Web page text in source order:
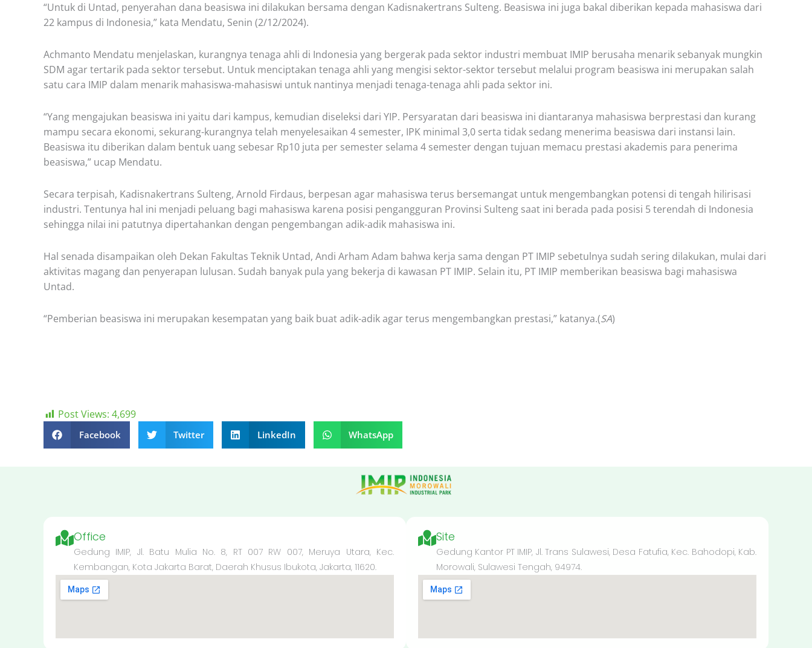
“Untuk di Untad, penyerahan dana beasiswa ini dilakukan bersama dengan Kadisnakertrans Sulteng. Beasiswa ini juga bakal diberikan kepada mahasiswa dari
22 kampus di Indonesia,” kata Mendatu, Senin (2/12/2024).
Achmanto Mendatu menjelaskan, kurangnya tenaga ahli di Indonesia yang bergerak pada sektor industri membuat IMIP berusaha menarik sebanyak mungkin
SDM agar tertarik pada sektor tersebut. Untuk menciptakan tenaga ahli yang mengisi sektor-sektor tersebut melalui program beasiswa ini merupakan salah
satu cara IMIP dalam menarik mahasiswa-mahasiswi untuk nantinya menjadi tenaga-tenaga ahli pada sektor ini.
“Yang mengajukan beasiswa ini yaitu dari kampus, kemudian diseleksi dari YIP. Persyaratan dari beasiswa ini diantaranya mahasiswa berprestasi dan kurang
mampu secara ekonomi, sekurang-kurangnya telah menyelesaikan 4 semester, IPK minimal 3,0 serta tidak sedang menerima beasiswa dari instansi lain.
Beasiswa itu diberikan dalam bentuk uang sebesar Rp10 juta per semester selama 4 semester dengan tujuan memacu prestasi akademis para penerima
beasiswa,” ucap Mendatu.
Secara terpisah, Kadisnakertrans Sulteng, Arnold Firdaus, berpesan agar mahasiswa terus bersemangat untuk mengembangkan potensi di tengah hilirisasi
industri. Tentunya hal ini menjadi peluang bagi mahasiswa karena posisi pengangguran Provinsi Sulteng saat ini berada pada posisi 5 terendah di Indonesia
sehingga nilai ini patutnya dipertahankan dengan pengembangan adik-adik mahasiswa ini.
Hal senada disampaikan oleh Dekan Fakultas Teknik Untad, Andi Arham Adam bahwa kerja sama dengan PT IMIP sebetulnya sudah sering dilakukan, mulai dari
aktivitas magang dan penyerapan lulusan. Sudah banyak pula yang bekerja di kawasan PT IMIP. Selain itu, PT IMIP memberikan beasiswa bagi mahasiswa
Untad.
“Pemberian beasiswa ini merupakan kesempatan yang baik buat adik-adik agar terus mengembangkan prestasi,” katanya.(SA)
Post Views: 4,699
Facebook Twitter LinkedIn WhatsApp
Office
Gedung IMIP, Jl. Batu Mulia No. 8, RT 007 RW 007, Meruya Utara, Kec.
Kembangan, Kota Jakarta Barat, Daerah Khusus Ibukota, Jakarta, 11620.
Site
Gedung Kantor PT IMIP, Jl. Trans Sulawesi, Desa Fatufia, Kec. Bahodopi, Kab.
Morowali, Sulawesi Tengah, 94974.